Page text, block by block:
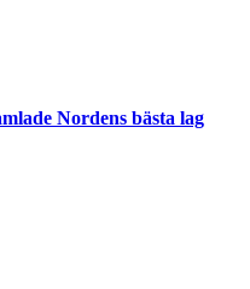
Nordens bästa lag